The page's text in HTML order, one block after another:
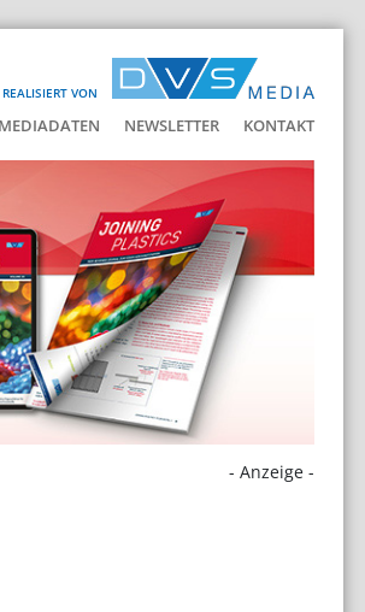
REALISIERT VON
MEDIADATEN NEWSLETTER KONTAKT
- Anzeige -